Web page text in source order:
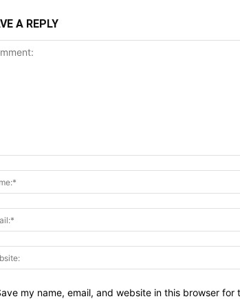
A REPLY
my name, email, and website in this browser for